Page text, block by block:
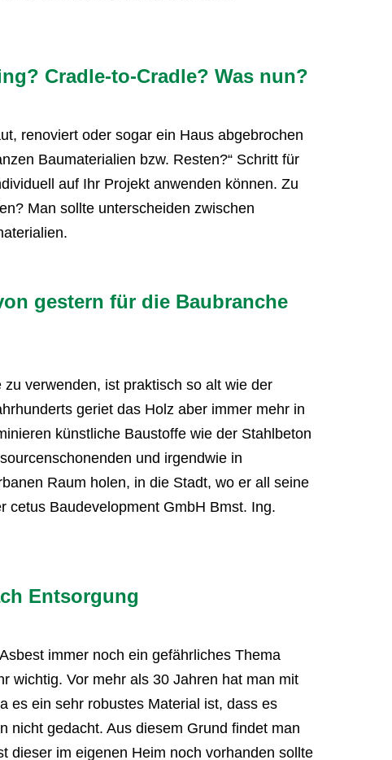
Cradle-to-Cradle? Was nun?
renoviert oder sogar ein Haus abgebrochen
Baumaterialien bzw. Resten?“ Schritt für
auf Ihr Projekt anwenden können. Zu
Man sollte unterscheiden zwischen
gestern für die Baubranche
verwenden, ist praktisch so alt wie der
geriet das Holz aber immer mehr in
künstliche Baustoffe wie der Stahlbeton
und irgendwie in
Raum holen, in die Stadt, wo er all seine
cetus Baudevelopment GmbH Bmst. Ing.
Entsorgung
immer noch ein gefährliches Thema
wichtig. Vor mehr als 30 Jahren hat man mit
es ein sehr robustes Material ist, dass es
nicht gedacht. Aus diesem Grund findet man
dieser im eigenen Heim noch vorhanden sollte